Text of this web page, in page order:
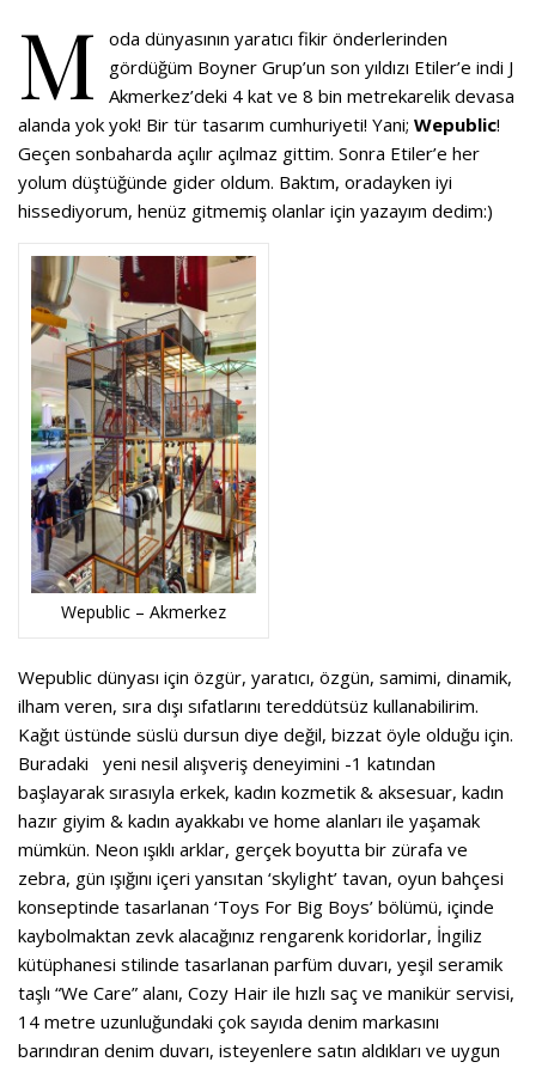
M
oda dünyasının yaratıcı fikir önderlerinden
gördüğüm Boyner Grup’un son yıldızı Etiler’e indi J
Akmerkez’deki 4 kat ve 8 bin metrekarelik devasa
alanda yok yok! Bir tür tasarım cumhuriyeti! Yani; Wepublic!
Geçen sonbaharda açılır açılmaz gittim. Sonra Etiler’e her
yolum düştüğünde gider oldum. Baktım, oradayken iyi
hissediyorum, henüz gitmemiş olanlar için yazayım dedim:)
Wepublic – Akmerkez
Wepublic dünyası için özgür, yaratıcı, özgün, samimi, dinamik,
ilham veren, sıra dışı sıfatlarını tereddütsüz kullanabilirim.
Kağıt üstünde süslü dursun diye değil, bizzat öyle olduğu için.
Buradaki
yeni nesil alışveriş deneyimini -1 katından
başlayarak sırasıyla erkek, kadın kozmetik & aksesuar, kadın
hazır giyim & kadın ayakkabı ve home alanları ile yaşamak
mümkün. Neon ışıklı arklar, gerçek boyutta bir zürafa ve
zebra, gün ışığını içeri yansıtan ‘skylight’ tavan, oyun bahçesi
konseptinde tasarlanan ‘Toys For Big Boys’ bölümü, içinde
kaybolmaktan zevk alacağınız rengarenk koridorlar, İngiliz
kütüphanesi stilinde tasarlanan parfüm duvarı, yeşil seramik
taşlı “We Care” alanı, Cozy Hair ile hızlı saç ve manikür servisi,
14 metre uzunluğundaki çok sayıda denim markasını
barındıran denim duvarı, isteyenlere satın aldıkları ve uygun